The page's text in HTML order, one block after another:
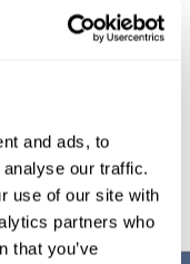
and ads, to
our traffic.
use of our site with
partners who
that you’ve
después de